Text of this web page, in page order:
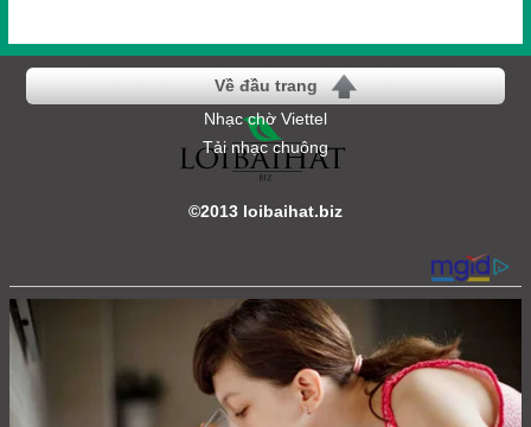
Về đầu trang
Nhạc chờ Viettel
Tải nhạc chuông
©2013 loibaihat.biz